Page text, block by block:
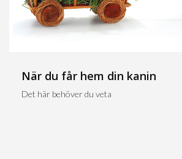
När du får hem din kanin
Det här behöver du veta